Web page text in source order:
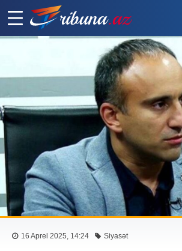
16 Aprel 2025, 14:24 Siyasət